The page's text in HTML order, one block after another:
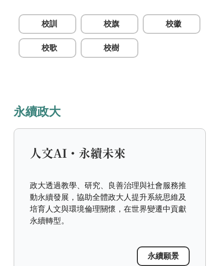
校訓 校旗 校徽
校歌 校樹
永續政大
人文AI・永續未來
政大透過教學、研究、良善治理與社會服務推
動永續發展，協助全體政大人提升系統思維及
培育人文與環境倫理關懷，在世界變遷中貢獻
永續轉型。
永續願景